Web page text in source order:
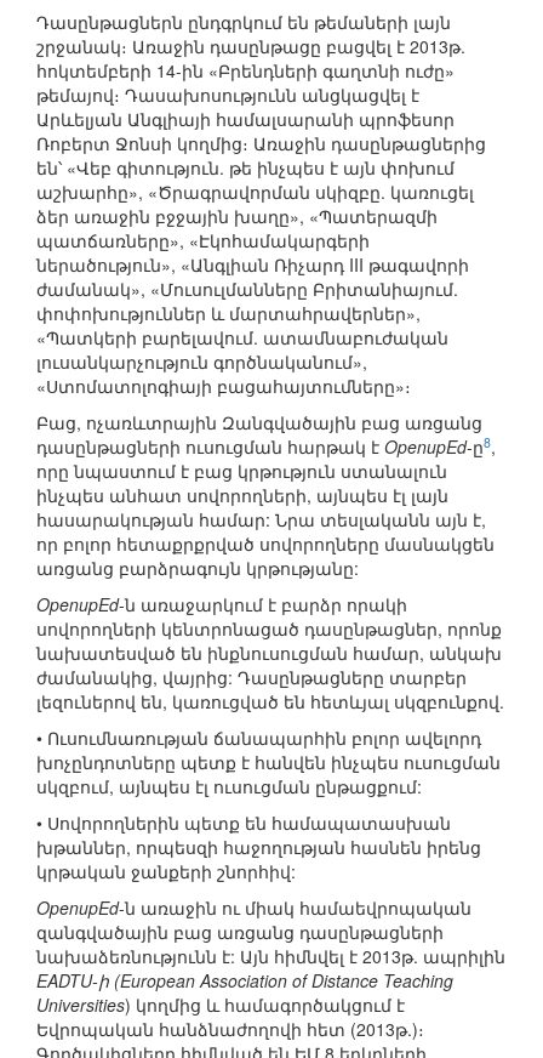
Դասընթացներն ընդգրկում են թեմաների լայն
շրջանակ։ Առաջին դասընթացը բացվել է 2013թ.
հոկտեմբերի 14-ին «Բրենդների գաղտնի ուժը»
թեմայով։ Դասախոսությունն անցկացվել է
Արևելյան Անգլիայի համալսարանի պրոֆեսոր
Ռոբերտ Ջոնսի կողմից։ Առաջին դասընթացներից
են՝ «Վեբ գիտություն. թե ինչպես է այն փոխում
աշխարհը», «Ծրագրավորման սկիզբը. կառուցել
ձեր առաջին բջջային խաղը», «Պատերազմի
պատճառները», «Էկոհամակարգերի
ներածություն», «Անգլիան Ռիչարդ III թագավորի
ժամանակ», «Մուսուլմանները Բրիտանիայում.
փոփոխություններ և մարտահրավերներ»,
«Պատկերի բարելավում. ատամնաբուժական
լուսանկարչություն գործնականում»,
«Ստոմատոլոգիայի բացահայտումները»։
Բաց, ոչառևտրային Զանգվածային բաց առցանց
դասընթացների ուսուցման հարթակ է OpenupEd-ը8,
որը նպաստում է բաց կրթություն ստանալուն
ինչպես անհատ սովորողների, այնպես էլ լայն
հասարակության համար: Նրա տեսլականն այն է,
որ բոլոր հետաքրքրված սովորողները մասնակցեն
առցանց բարձրագույն կրթությանը:
OpenupEd-ն առաջարկում է բարձր որակի
սովորողների կենտրոնացած դասընթացներ, որոնք
նախատեսված են ինքնուսուցման համար, անկախ
ժամանակից, վայրից: Դասընթացները տարբեր
լեզուներով են, կառուցված են հետևյալ սկզբունքով.
• Ուսումնառության ճանապարհին բոլոր ավելորդ
խոչընդոտները պետք է հանվեն ինչպես ուսուցման
սկզբում, այնպես էլ ուսուցման ընթացքում:
• Սովորողներին պետք են համապատասխան
խթաններ, որպեսզի հաջողության հասնեն իրենց
կրթական ջանքերի շնորհիվ:
OpenupEd-ն առաջին ու միակ համաեվրոպական
զանգվածային բաց առցանց դասընթացների
նախաձեռնությունն է: Այն հիմնվել է 2013թ. ապրիլին
EADTU-ի (European Association of Distance Teaching
Universities) կողմից և համագործակցում է
Եվրոպական հանձնաժողովի հետ (2013թ.)։